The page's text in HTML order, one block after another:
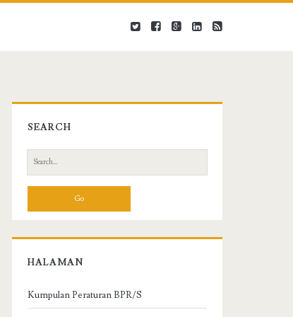
SEARCH
e
r
h
f
r
:
HALAMAN
Kumpulan Peraturan BPR/S